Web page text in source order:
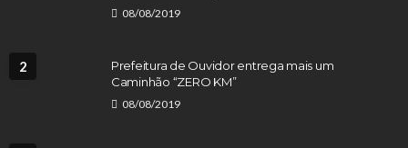
08/08/2019
2
Prefeitura de Ouvidor entrega mais um
Caminhão “ZERO KM”
08/08/2019